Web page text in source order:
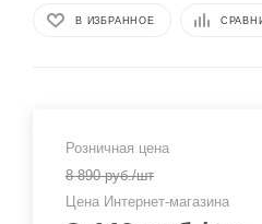
В ИЗБРАННОЕ
Розничная цена
8 890руб./шт
Цена Интернет-магазина